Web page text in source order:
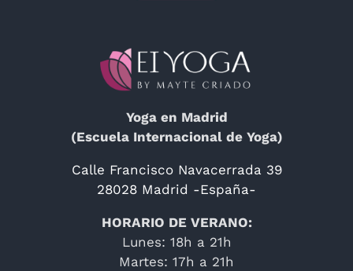
Yoga en Madrid
(Escuela Internacional de Yoga)
Calle Francisco Navacerrada 39
28028 Madrid -España-
HORARIO DE VERANO:
Lunes: 18h a 21h
Martes: 17h a 21h